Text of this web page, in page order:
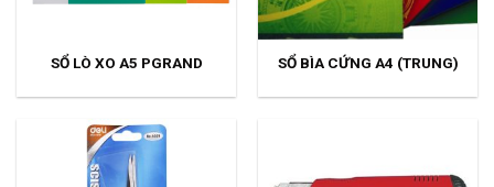
SỔ LÒ XO A5 PGRAND SỔ BÌA CỨNG A4 (TRUNG)